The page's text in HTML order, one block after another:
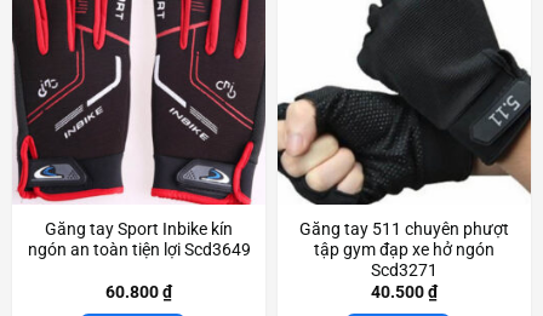
Găng tay Sport Inbike kín
ngón an toàn tiện lợi Scd3649
60.800₫
Găng tay 511 chuyên phượt
tập gym đạp xe hở ngón
Scd3271
40.500₫